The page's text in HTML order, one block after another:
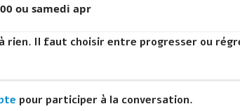
ou samedi apr
rien. Il faut choisir entre progresser ou
pour participer à la conversation.